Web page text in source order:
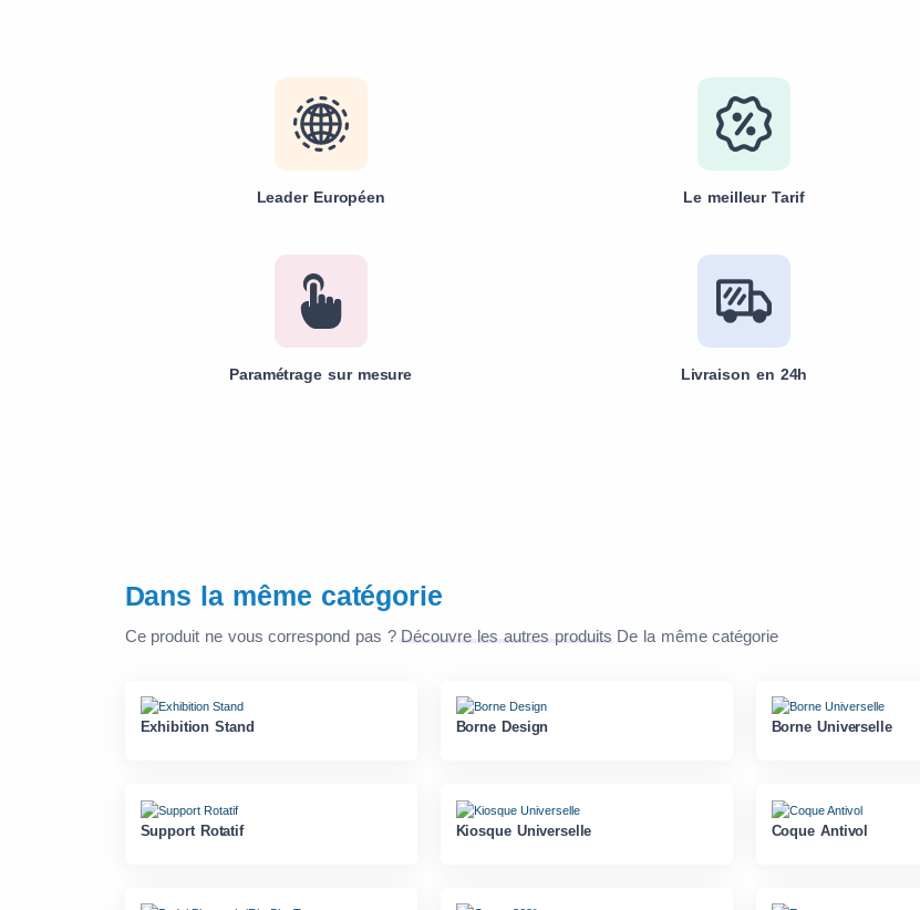
Leader Européen Le meilleur Tarif
Paramétrage sur mesure Livraison en 24h
Dans la même catégorie
Ce produit ne vous correspond pas ? Découvre les autres produits De la même catégorie
Exhibition Stand Borne Design Borne Universelle
Support Rotatif Kiosque Universelle Coque Antivol